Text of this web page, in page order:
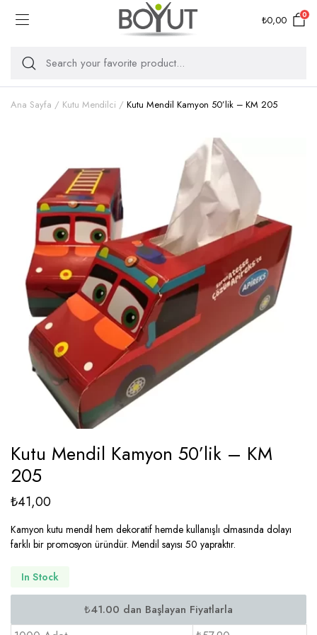
₺0,00 0
Ana Sayfa Kutu Mendilci Kutu Mendil Kamyon 50’lik – KM 205
Kutu Mendil Kamyon 50’lik – KM
205
₺41,00
Kamyon kutu mendil hem dekoratif hemde kullanışlı olmasında dolayı
farklı bir promosyon üründür. Mendil sayısı 50 yapraktır.
In Stock